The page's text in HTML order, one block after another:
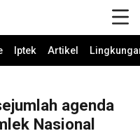
Iptek Artikel
agenda
Nasional